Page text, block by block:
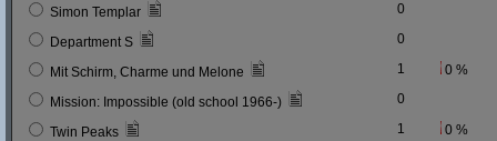
Simon Templar 0
Department S 0
Mit Schirm, Charme und Melone 1 0 %
Mission: Impossible (old school 1966-) 0
Twin Peaks 1 0 %